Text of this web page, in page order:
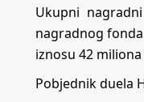
Ukupni
nagradnog
iznosu 42
Pobjednik duela